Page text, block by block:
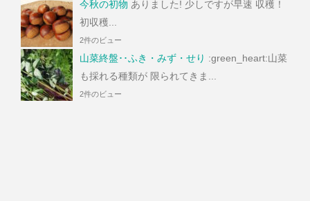
今秋の初物 ありました! 少しですが早速 収穫！
初収穫...
2件のビュー
山菜終盤･･ふき・みず・せり :green_heart:山菜
も採れる種類が 限られてきま...
2件のビュー